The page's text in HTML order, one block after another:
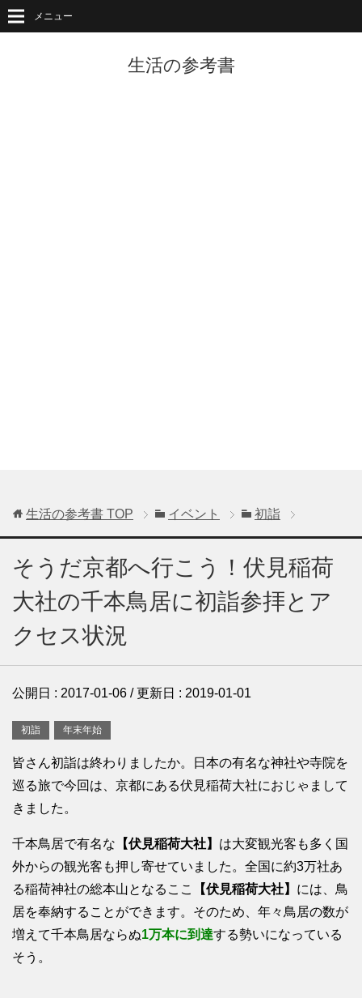
生活の参考書
メニュー
生活の参考書 TOP イベント 初詣
そうだ京都へ行こう！伏見稲荷
大社の千本鳥居に初詣参拝とア
クセス状況
公開日 : 2017-01-06 / 更新日 : 2019-01-01
初詣 年末年始
皆さん初詣は終わりましたか。日本の有名な神社や寺院を
巡る旅で今回は、京都にある伏見稲荷大社におじゃまして
きました。
千本鳥居で有名な 【伏見稲荷大社】 は大変観光客も多く国
外からの観光客も押し寄せていました。全国に約3万社あ
る稲荷神社の総本山となるここ
【伏見稲荷大社】 には、鳥
居を奉納することができます。そのため、年々鳥居の数が
増えて千本鳥居ならぬ1万本に到達する勢いになっている
そう。